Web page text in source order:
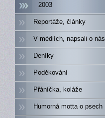
2003
Reportáže, články
V médiích, napsali o nás
Deníky
Poděkování
Přáníčka, koláže
Humorná motta o psech